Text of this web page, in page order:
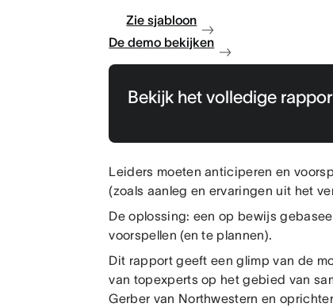
Zie sjabloon
De demo bekijken
Bekijk het volledige
Leiders moeten anticiperen en
(zoals aanleg en ervaringen uit het
De oplossing: een op bewijs
voorspellen (en te plannen).
Dit rapport geeft een glimp van de
van topexperts op het gebied van
Gerber van Northwestern en